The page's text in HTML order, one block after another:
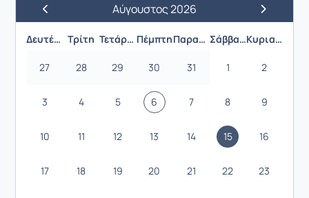
Προηγούμενος ΜήναςΑύγουστος 2026
Επόμενος
Δευτέρα Τρίτη Τετάρτη Πέμπτη Παρασκευή Σάββατο Κυριακή
27 28 29 30 31 1 2
3 4 5 6 7 8 9
10 11 12 13 14 15 16
17 18 19 20 21 22 23